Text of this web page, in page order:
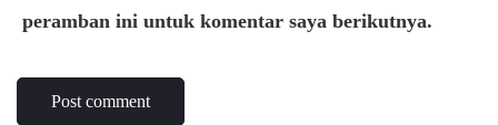
peramban ini untuk komentar saya berikutnya.